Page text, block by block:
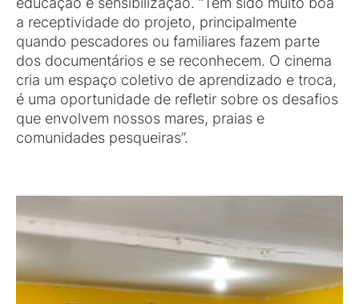
a receptividade do projeto, principalmente
quando pescadores ou familiares fazem parte
dos documentários e se reconhecem. O cinema
cria um espaço coletivo de aprendizado e troca,
é uma oportunidade de refletir sobre os desafios
que envolvem nossos mares, praias e
comunidades pesqueiras”.